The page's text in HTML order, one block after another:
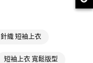
針織 短袖上衣
短袖上衣 寬鬆版型